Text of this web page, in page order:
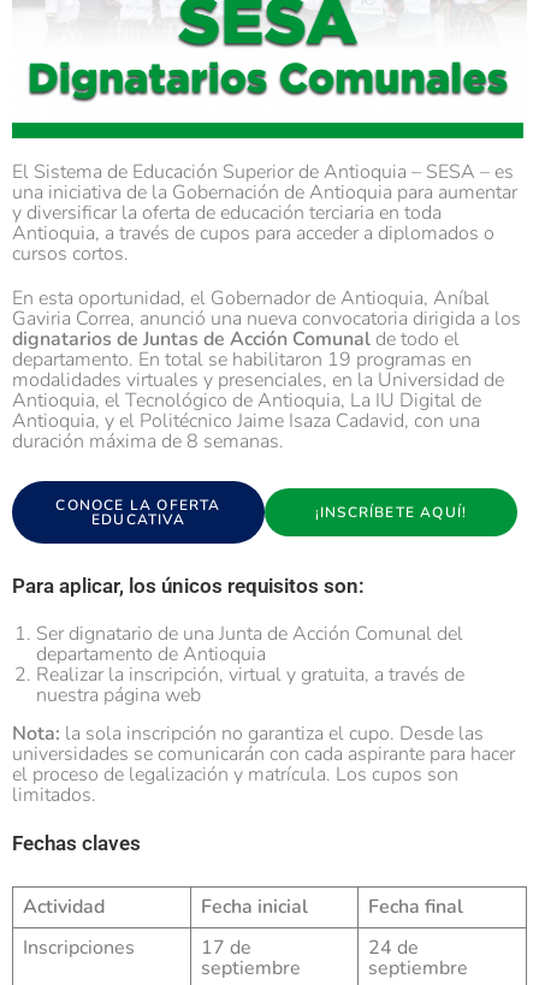
El Sistema de Educación Superior de Antioquia – SESA – es
una iniciativa de la Gobernación de Antioquia para aumentar
y diversificar la oferta de educación terciaria en toda
Antioquia, a través de cupos para acceder a diplomados o
cursos cortos.
En esta oportunidad, el Gobernador de Antioquia, Aníbal
Gaviria Correa, anunció una nueva convocatoria dirigida a los
dignatarios de Juntas de Acción Comunal de todo el
departamento. En total se habilitaron 19 programas en
modalidades virtuales y presenciales, en la Universidad de
Antioquia, el Tecnológico de Antioquia, La IU Digital de
Antioquia, y el Politécnico Jaime Isaza Cadavid, con una
duración máxima de 8 semanas.
CONOCE LA OFERTA
EDUCATIVA ¡INSCRÍBETE AQUÍ!
Para aplicar, los únicos requisitos son:
Ser dignatario de una Junta de Acción Comunal del
departamento de Antioquia
Realizar la inscripción, virtual y gratuita, a través de
nuestra página web
Nota: la sola inscripción no garantiza el cupo. Desde las
universidades se comunicarán con cada aspirante para hacer
el proceso de legalización y matrícula. Los cupos son
limitados.
Fechas claves
Actividad Fecha inicial
Fecha final
Inscripciones
17 de
septiembre
24 de
septiembre